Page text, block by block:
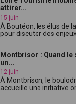
attirer...
15 juin
À Boutéon, les élus de
pour discuter des enjeux
Montbrison : Quand
un...
12 juin
À Montbrison, le
accueille une initiative